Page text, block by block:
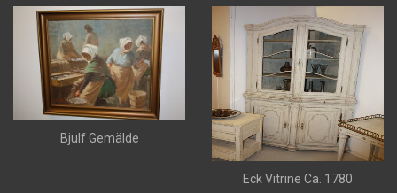
Bjulf Gemälde
Eck Vitrine Ca. 1780